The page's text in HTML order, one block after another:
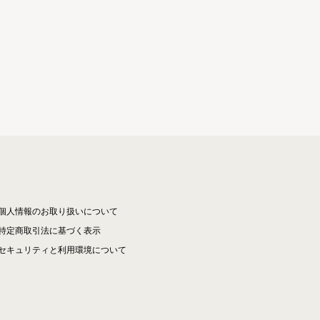
人情報のお取り扱いについて
定商取引法に基づく表示
キュリティと利用環境について